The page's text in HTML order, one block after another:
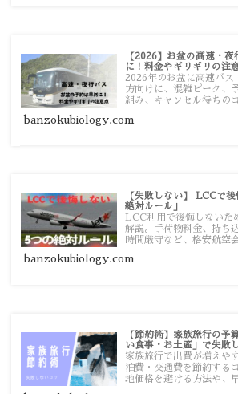
【2026】お盆の高速・
に！料金やギリギリの注
2026年のお盆に高速バス
方向けに、混雑ピーク、
組み、キャンセル待ちの
banzokubiology.com
【失敗しない】 LCCで
絶対ルール」
LCC利用で後悔しないた
解説。手荷物料金、持ち
時間厳守など、格安航空
す。
banzokubiology.com
【節約術】家族旅行の予
い食事・お土産」で失敗
家族旅行で出費が増えや
泊費・交通費を節約する
地価格を避ける方法や、